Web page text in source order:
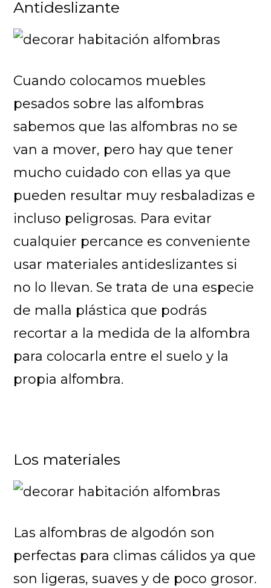
Antideslizante
Cuando colocamos muebles
pesados sobre las alfombras
sabemos que las alfombras no se
van a mover, pero hay que tener
mucho cuidado con ellas ya que
pueden resultar muy resbaladizas e
incluso peligrosas. Para evitar
cualquier percance es conveniente
usar materiales antideslizantes si
no lo llevan. Se trata de una especie
de malla plástica que podrás
recortar a la medida de la alfombra
para colocarla entre el suelo y la
propia alfombra.
Los materiales
Las alfombras de algodón son
perfectas para climas cálidos ya que
son ligeras, suaves y de poco grosor.